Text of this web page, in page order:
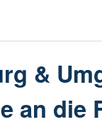
&
an die